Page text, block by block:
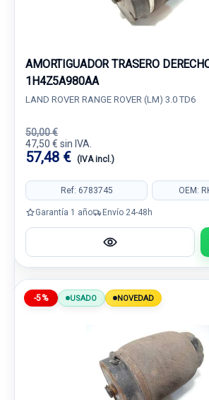
AMORTIGUADOR TRASERO
1H4Z5A980AA
LAND ROVER RANGE ROVER (LM) 3.0 TD6
50,00 €
47,50 € sin IVA.
57,48 € (IVA incl.)
Ref: 6783745 OEM:
Garantía 1 año Envío 24-48h
-5% USADO NOVEDAD